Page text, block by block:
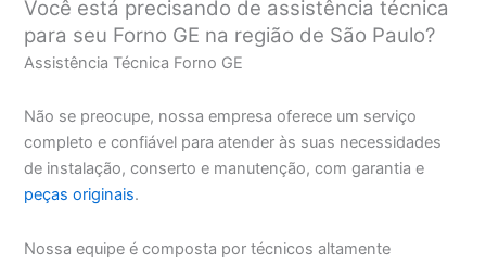
Você está precisando de assistência técnica
para seu Forno GE na região de São Paulo?
Assistência Técnica Forno GE
Não se preocupe, nossa empresa oferece um serviço
completo e confiável para atender às suas necessidades
de instalação, conserto e manutenção, com garantia e
peças originais.
Nossa equipe é composta por técnicos altamente